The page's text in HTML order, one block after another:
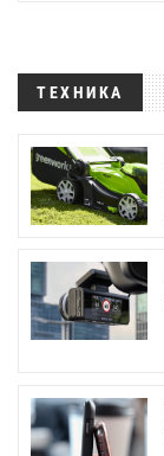
ТЕХНИКА